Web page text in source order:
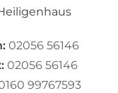
02056 56146
02056 56146
99767593